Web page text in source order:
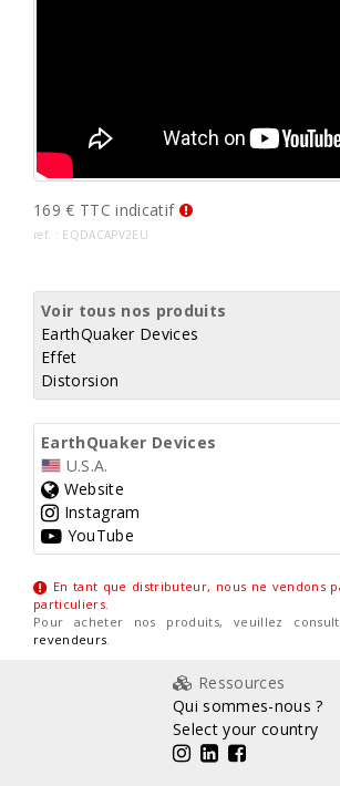
169 € TTC indicatif
ref. : EQDACAPV2EU
Voir tous nos produits
EarthQuaker Devices
Effet
Distorsion
EarthQuaker Devices
U.S.A.
Website
Instagram
YouTube
En tant que distributeur, nous ne vendons
particuliers.
Pour acheter nos produits, veuillez
revendeurs.
Ressources
Qui sommes-nous ?
Select your country